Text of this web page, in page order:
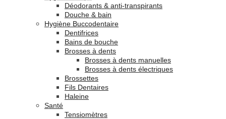
Déodorants & anti-transpirants
Douche & bain
Hygiène Buccodentaire
Dentifrices
Bains de bouche
Brosses à dents
Brosses à dents manuelles
Brosses à dents électriques
Brossettes
Fils Dentaires
Haleine
Santé
Tensiomètres